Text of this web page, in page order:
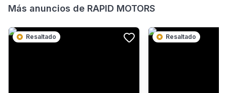
Más anuncios de RAPID MOTORS
Resaltado Resaltado